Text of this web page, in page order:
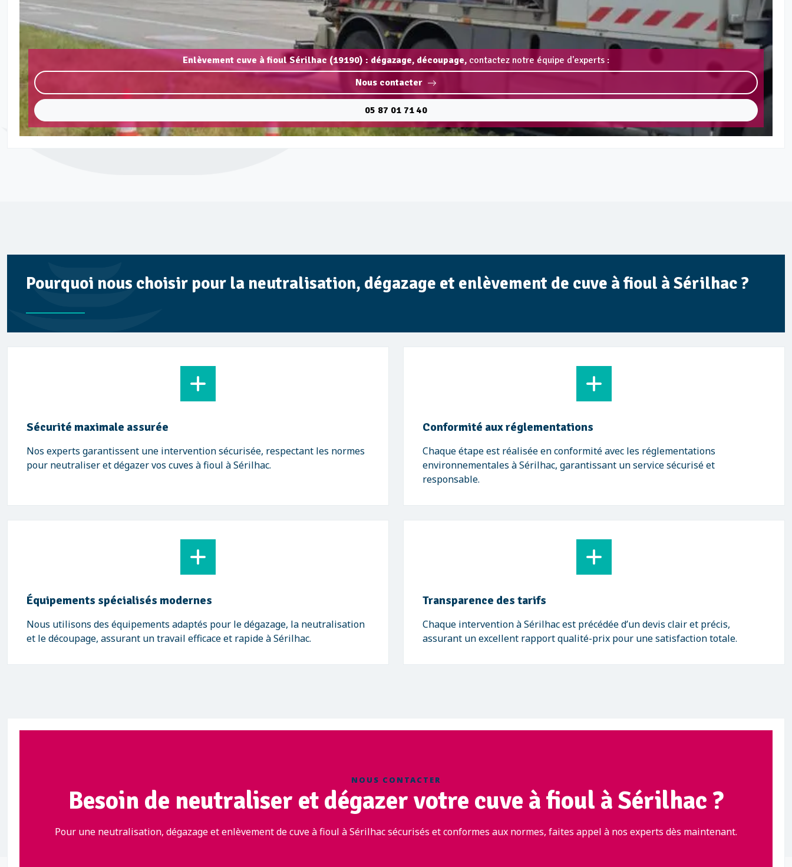
Enlèvement cuve à fioul Sérilhac (19190) : dégazage, découpage, contactez notre équipe d'experts :
Nous contacter
05 87 01 71 40
Pourquoi nous choisir pour la neutralisation, dégazage et enlèvement de cuve à fioul à Sérilhac ?
Sécurité maximale assurée
Nos experts garantissent une intervention sécurisée, respectant les normes
pour neutraliser et dégazer vos cuves à fioul à Sérilhac.
Conformité aux réglementations
Chaque étape est réalisée en conformité avec les réglementations
environnementales à Sérilhac, garantissant un service sécurisé et
responsable.
Équipements spécialisés modernes
Nous utilisons des équipements adaptés pour le dégazage, la neutralisation
et le découpage, assurant un travail efficace et rapide à Sérilhac.
Transparence des tarifs
Chaque intervention à Sérilhac est précédée d’un devis clair et précis,
assurant un excellent rapport qualité-prix pour une satisfaction totale.
NOUS CONTACTER
Besoin de neutraliser et dégazer votre cuve à fioul à Sérilhac ?
Pour une neutralisation, dégazage et enlèvement de cuve à fioul à Sérilhac sécurisés et conformes aux normes, faites appel à nos experts dès maintenant.